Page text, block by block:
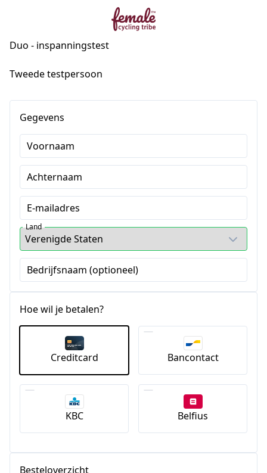
Duo - inspanningstest
Tweede testpersoon
Gegevens
Voornaam
Achternaam
E-mailadres
Land
Bedrijfsnaam (optioneel)
Hoe wil je betalen?
Creditcard Bancontact
KBC Belfius
Besteloverzicht